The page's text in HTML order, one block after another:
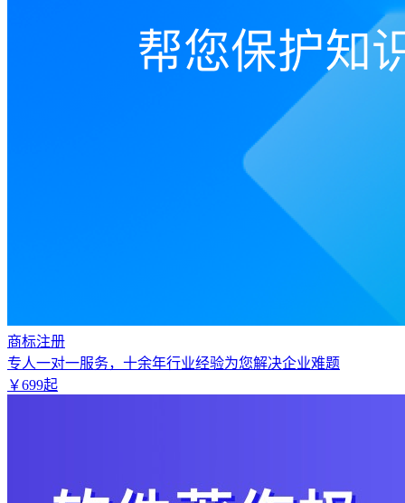
商标注册
专人一对一服务，十余年行业经验为您解决企业难题
￥699起